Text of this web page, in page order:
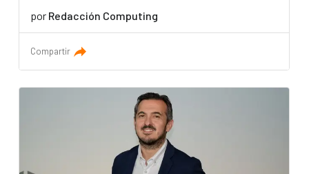
por Redacción Computing
Compartir